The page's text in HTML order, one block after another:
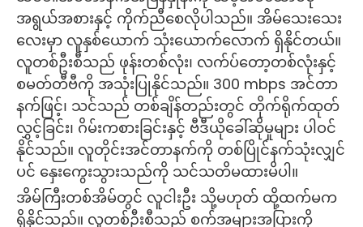
အရွယ်အစားနှင့် ကိုက်ညီစေလိုပါသည်။ အိမ်သေးသေး
လေးမှာ လူနှစ်ယောက် သုံးယောက်လောက် ရှိနိုင်တယ်။
လူတစ်ဦးစီသည် ဖုန်းတစ်လုံး၊ လက်ပ်တော့တစ်လုံးနှင့်
စမတ်တီဗီကို အသုံးပြုနိုင်သည်။ 300 mbps အင်တာ
နက်ဖြင့်၊ သင်သည် တစ်ချိန်တည်းတွင် တိုက်ရိုက်ထုတ်
လွှင့်ခြင်း၊ ဂိမ်းကစားခြင်းနှင့် ဗီဒီယိုခေါ်ဆိုမှုများ ပါဝင်
နိုင်သည်။ လူတိုင်းအင်တာနက်ကို တစ်ပြိုင်နက်သုံးလျှင်
ပင် နှေးကွေးသွားသည်ကို သင်သတိမထားမိပါ။
အိမ်ကြီးတစ်အိမ်တွင် လူငါးဦး သို့မဟုတ် ထို့ထက်မက
ရှိနိုင်သည်။ လူတစ်ဦးစီသည် စက်အများအပြားကို